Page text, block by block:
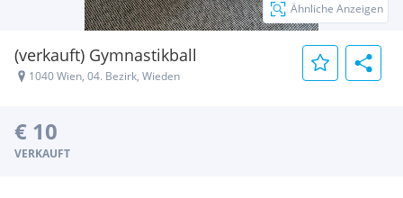
(verkauft) Gymnastikball
1040 Wien, 04. Bezirk, Wieden
Ähnliche Anzeigen
€ 10
VERKAUFT